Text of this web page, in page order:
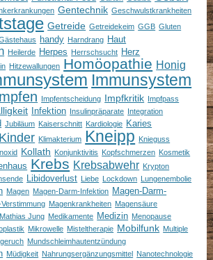
Gentechnik Geschwulstkrankheiten
Getreide Getreidekeim GGB Gluten
handy Harndrang Haut
Heilerde Herpes Herrschsucht Herz
Hitzewallungen Homöopathie Honig
Immunsystem
Impfentscheidung Impfkritik
Impfpass
Infektion Insulinpräparate
Integration
Jubiläum Kaiserschnitt Kardiologie Karies
Kinder Klimakterium Kneipp Knieguss
Kollath Konjunktivitis Kopfschmerzen Kosmetik
Krebs Krebsabwehr Krypton
Libidoverlust Liebe Lockdown Lungenembolie
Magen Magen-Darm-Infektion Magen-Darm-
Magenkrankheiten Magensäure
Mathias Jung Medikamente Medizin Menopause
Mikrowelle Misteltherapie Mobilfunk Multiple
Mundschleimhautentzündung
Müdigkeit Nahrungsergänzungsmittel
Nanotechnologie